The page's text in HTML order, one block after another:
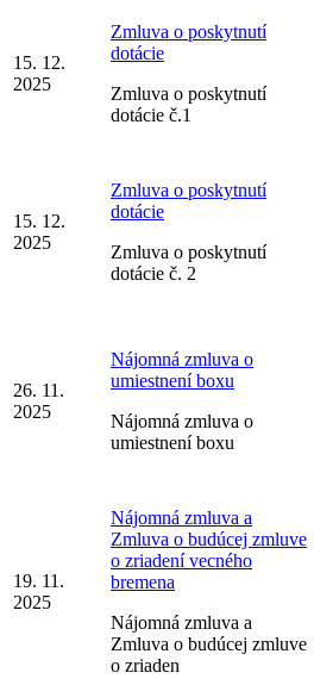
15. 12.
2025
Zmluva o poskytnutí
dotácie
Zmluva o poskytnutí
dotácie č.1
15. 12.
2025
Zmluva o poskytnutí
dotácie
Zmluva o poskytnutí
dotácie č. 2
26. 11.
2025
Nájomná zmluva o
umiestnení boxu
Nájomná zmluva o
umiestnení boxu
19. 11.
2025
Nájomná zmluva a
Zmluva o budúcej zmluve
o zriadení vecného
bremena
Nájomná zmluva a
Zmluva o budúcej zmluve
o zriaden